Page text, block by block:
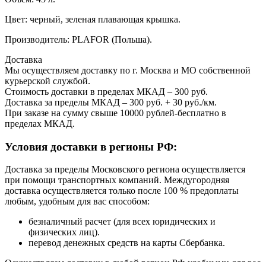
Цвет: черный, зеленая плавающая крышка.
Производитель: PLAFOR (Польша).
Доставка
Мы осуществляем доставку по г. Москва и МО собственной
курьерской службой.
Стоимость доставки в пределах МКАД – 300 руб.
Доставка за пределы МКАД – 300 руб. + 30 руб./км.
При заказе на сумму свыше 10000 рублей-бесплатно в
пределах МКАД.
Условия доставки в регионы РФ:
Доставка за пределы Московского региона осуществляется
при помощи транспортных компаний. Междугородняя
доставка осуществляется только после 100 % предоплаты
любым, удобным для вас способом:
безналичный расчет (для всех юридических и
физических лиц).
перевод денежных средств на карты Сбербанка.